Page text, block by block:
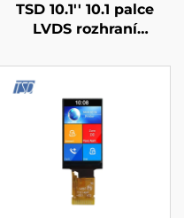
TSD 10.1'' 10.1 palce
LVDS rozhraní
TN TFT LCD displejový
modul pro lékařské
zařízení